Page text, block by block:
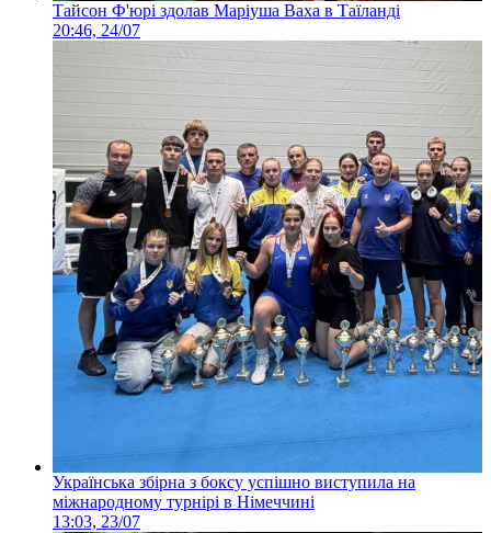
Тайсон Ф'юрі здолав Маріуша Ваха в Таїланді
20:46, 24/07
Українська збірна з боксу успішно виступила на
міжнародному турнірі в Німеччині
13:03, 23/07